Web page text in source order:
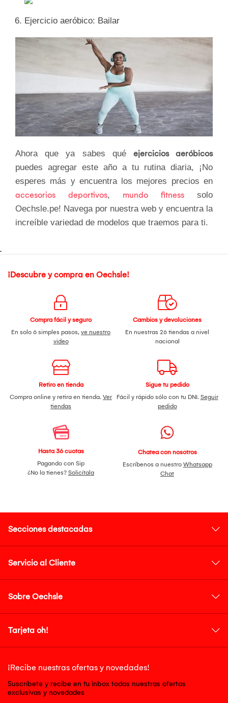
Ejercicio aeróbico: Bailar
Ahora que ya sabes qué ejercicios aeróbicos
puedes agregar este año a tu rutina diaria, ¡No
esperes más y encuentra los mejores precios en
accesorios deportivos, mundo fitnesssolo
Oechsle.pe! Navega por nuestra web y encuentra la
increíble variedad de modelos que traemos para ti.
.
¡Descubre y compra en Oechsle!
Compra fácil y seguro
En solo 6 simples pasos, ve nuestro
video
Cambios y devoluciones
En nuestras 26 tiendas a nivel
nacional
Retiro en tienda
Compra online y retira en tienda. Ver
tiendas
Sigue tu pedido
Fácil y rápido sólo con tu DNI. Seguir
pedido
Hasta 36 cuotas
Pagando con Sip
¿No la tienes? Solicítala
Chatea con nosotros
Escríbenos a nuestro Whatsapp
Chat
Secciones destacadas
Servicio al Cliente
Sobre Oechsle
Tarjeta oh!
¡Recibe nuestras ofertas y novedades!
Suscríbete y recibe en tu inbox todas nuestras ofertas
exclusivas y novedades